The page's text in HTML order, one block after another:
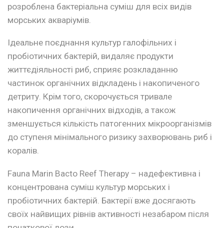
розроблена бактеріальна суміш для всіх видів
морських акваріумів.
Ідеальне поєднання культур галофільних і
пробіотичних бактерій, видаляє продукти
життєдіяльності риб, сприяє розкладанню
частинок органічних відкладень і накопиченого
детриту. Крім того, скорочується тривале
накопичення органічних відходів, а також
зменшується кількість патогенних мікроорганізмів
до ступеня мінімального ризику захворювань риб і
коралів.
Fauna Marin Bacto Reef Therapy – надефективна і
концентрована суміш культур морських і
пробіотичних бактерій. Бактерії вже досягають
своїх найвищих рівнів активності незабаром після